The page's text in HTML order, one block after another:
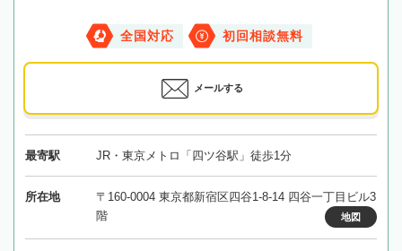
全国対応 初回相談無料
メールする
最寄駅 JR・東京メトロ「四ツ谷駅」徒歩1分
所在地
〒160-0004 東京都新宿区四谷1-8-14 四谷一丁目ビル3
階
地図